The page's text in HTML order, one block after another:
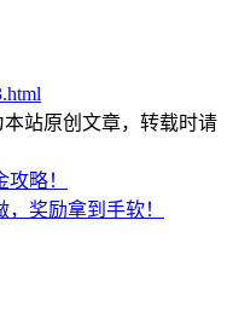
站原创文章，转载时请
略！
，奖励拿到手软！